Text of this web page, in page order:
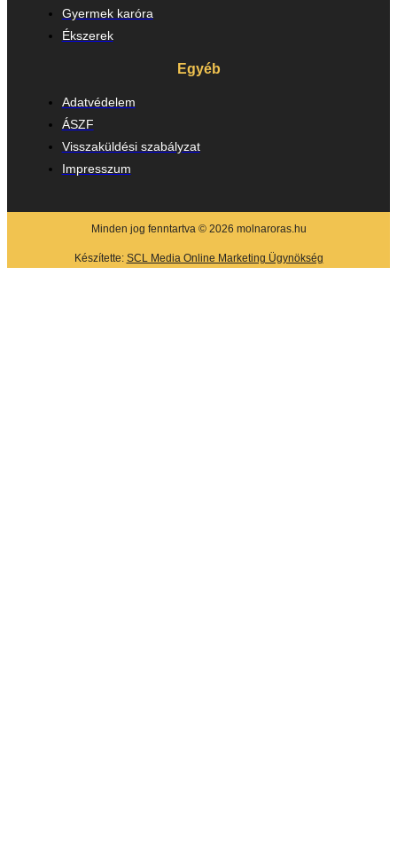
Gyermek karóra
Ékszerek
Egyéb
Adatvédelem
ÁSZF
Visszaküldési szabályzat
Impresszum
Minden jog fenntartva © 2026 molnaroras.hu
Készítette: SCL Media Online Marketing Ügynökség